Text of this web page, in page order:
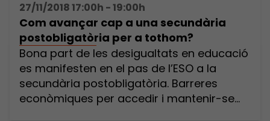
27/11/2018 17:00h - 19:00h
Com avançar cap a una secundària
postobligatòria per a tothom?
Bona part de les desigualtats en educació
es manifesten en el pas de l’ESO a la
secundària postobligatòria. Barreres
econòmiques per accedir i mantenir-se